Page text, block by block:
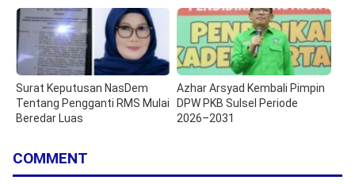
Surat Keputusan NasDem
Tentang Pengganti RMS Mulai
Beredar Luas
Azhar Arsyad Kembali Pimpin
DPW PKB Sulsel Periode
2026–2031
COMMENT